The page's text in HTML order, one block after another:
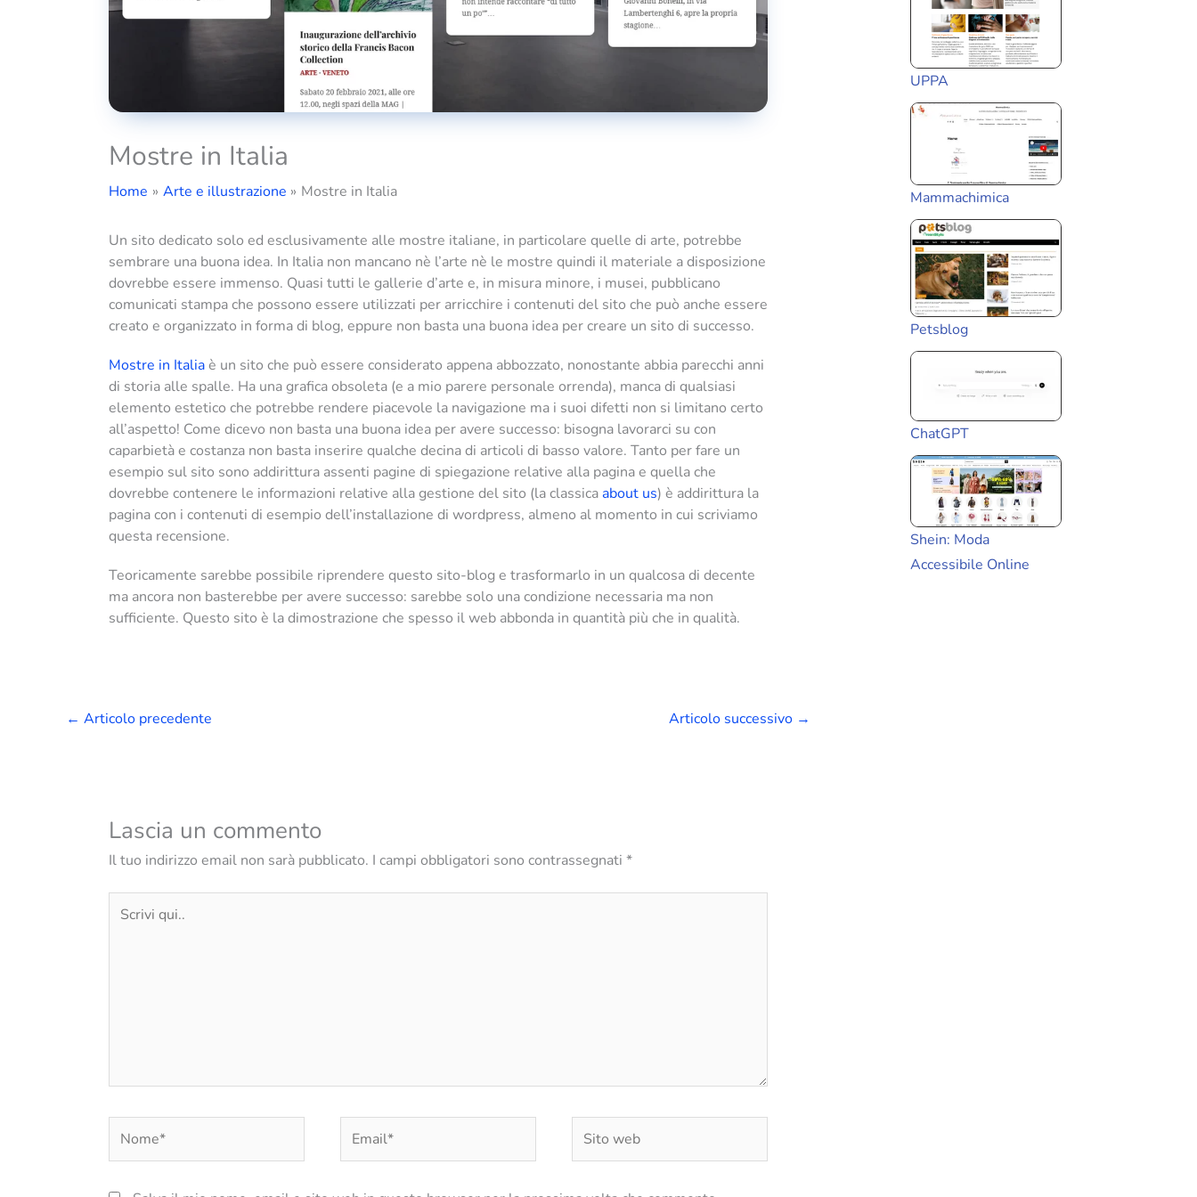
Mostre in Italia
Home Arte e illustrazione Mostre in Italia
Un sito dedicato solo ed esclusivamente alle mostre italiane, in particolare quelle di arte, potrebbe
sembrare una buona idea. In Italia non mancano nè l’arte nè le mostre quindi il materiale a disposizione
dovrebbe essere immenso. Quasi tutti le gallerie d’arte e, in misura minore, i musei, pubblicano
comunicati stampa che possono essere utilizzati per arricchire i contenuti del sito che può anche essere
creato e organizzato in forma di blog, eppure non basta una buona idea per creare un sito di successo.
Mostre in Italiaè un sito che può essere considerato appena abbozzato, nonostante abbia parecchi anni
di storia alle spalle. Ha una grafica obsoleta (e a mio parere personale orrenda), manca di qualsiasi
elemento estetico che potrebbe rendere piacevole la navigazione ma i suoi difetti non si limitano certo
all’aspetto! Come dicevo non basta una buona idea per avere successo: bisogna lavorarci su con
caparbietà e costanza non basta inserire qualche decina di articoli di basso valore. Tanto per fare un
esempio sul sito sono addirittura assenti pagine di spiegazione relative alla pagina e quella che
dovrebbe contenere le informazioni relative alla gestione del sito (la classicaabout us) è addirittura la
pagina con i contenuti di esempio dell’installazione di wordpress, almeno al momento in cui scriviamo
questa recensione.
Teoricamente sarebbe possibile riprendere questo sito-blog e trasformarlo in un qualcosa di decente
ma ancora non basterebbe per avere successo: sarebbe solo una condizione necessaria ma non
sufficiente. Questo sito è la dimostrazione che spesso il web abbonda in quantità più che in qualità.
← Articolo precedente Articolo successivo →
Lascia un commento
Il tuo indirizzo email non sarà pubblicato. I campi obbligatori sono contrassegnati *
qui..
web
UPPA
Mammachimica
Petsblog
ChatGPT
Shein: Moda
Accessibile Online